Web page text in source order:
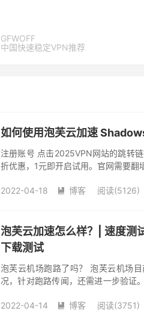
GFWOFF
中国快速稳定VPN推荐
如何使用泡芙云加速
注册账号 点击2025VPN网站的跳转
折优惠，1元即开启试用。官网需要翻
2022-04-18  博客 阅读(5126)
泡芙云加速怎么样？| 速度测
下载测试
泡芙云机场跑路了吗？ 泡芙云机场
况，针对跑路传闻，还需进一步验证
差，甚至不如...
2022-04-14  博客 阅读(3751)